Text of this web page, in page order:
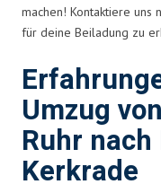
machen! Kontaktiere uns
für deine Beiladung zu
Umzug
Ruhr
Kerkrade